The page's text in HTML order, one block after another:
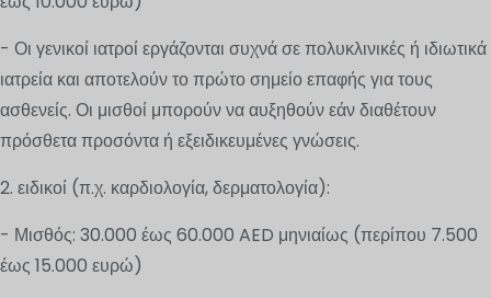
- Οι γενικοί ιατροί εργάζονται συχνά σε πολυκλινικές ή ιδιωτικά
ιατρεία και αποτελούν το πρώτο σημείο επαφής για τους
ασθενείς. Οι μισθοί μπορούν να αυξηθούν εάν διαθέτουν
πρόσθετα προσόντα ή εξειδικευμένες γνώσεις.
2. ειδικοί (π.χ. καρδιολογία, δερματολογία):
- Μισθός: 30.000 έως 60.000 AED μηνιαίως (περίπου 7.500
έως 15.000 ευρώ)